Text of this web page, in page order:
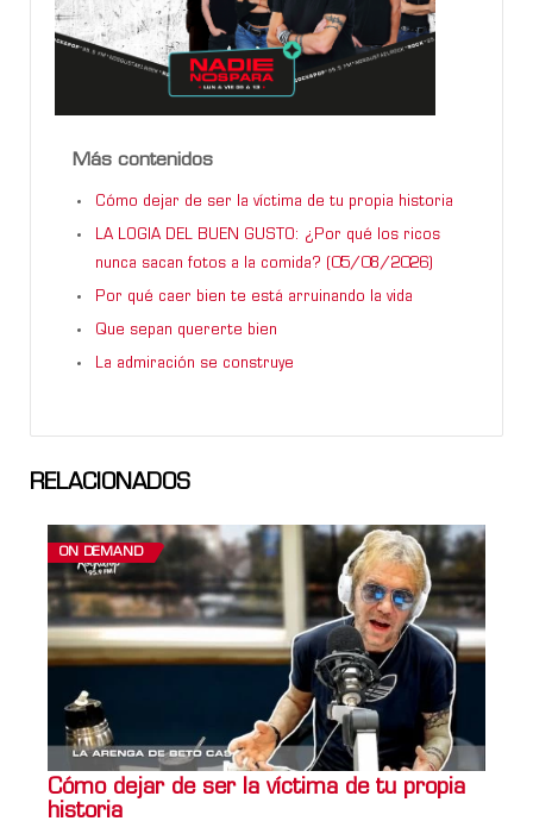
Más contenidos
Cómo dejar de ser la víctima de tu propia historia
LA LOGIA DEL BUEN GUSTO: ¿Por qué los ricos
nunca sacan fotos a la comida? (05/08/2026)
Por qué caer bien te está arruinando la vida
Que sepan quererte bien
La admiración se construye
RELACIONADOS
ON DEMAND
Cómo dejar de ser la víctima de tu propia
historia